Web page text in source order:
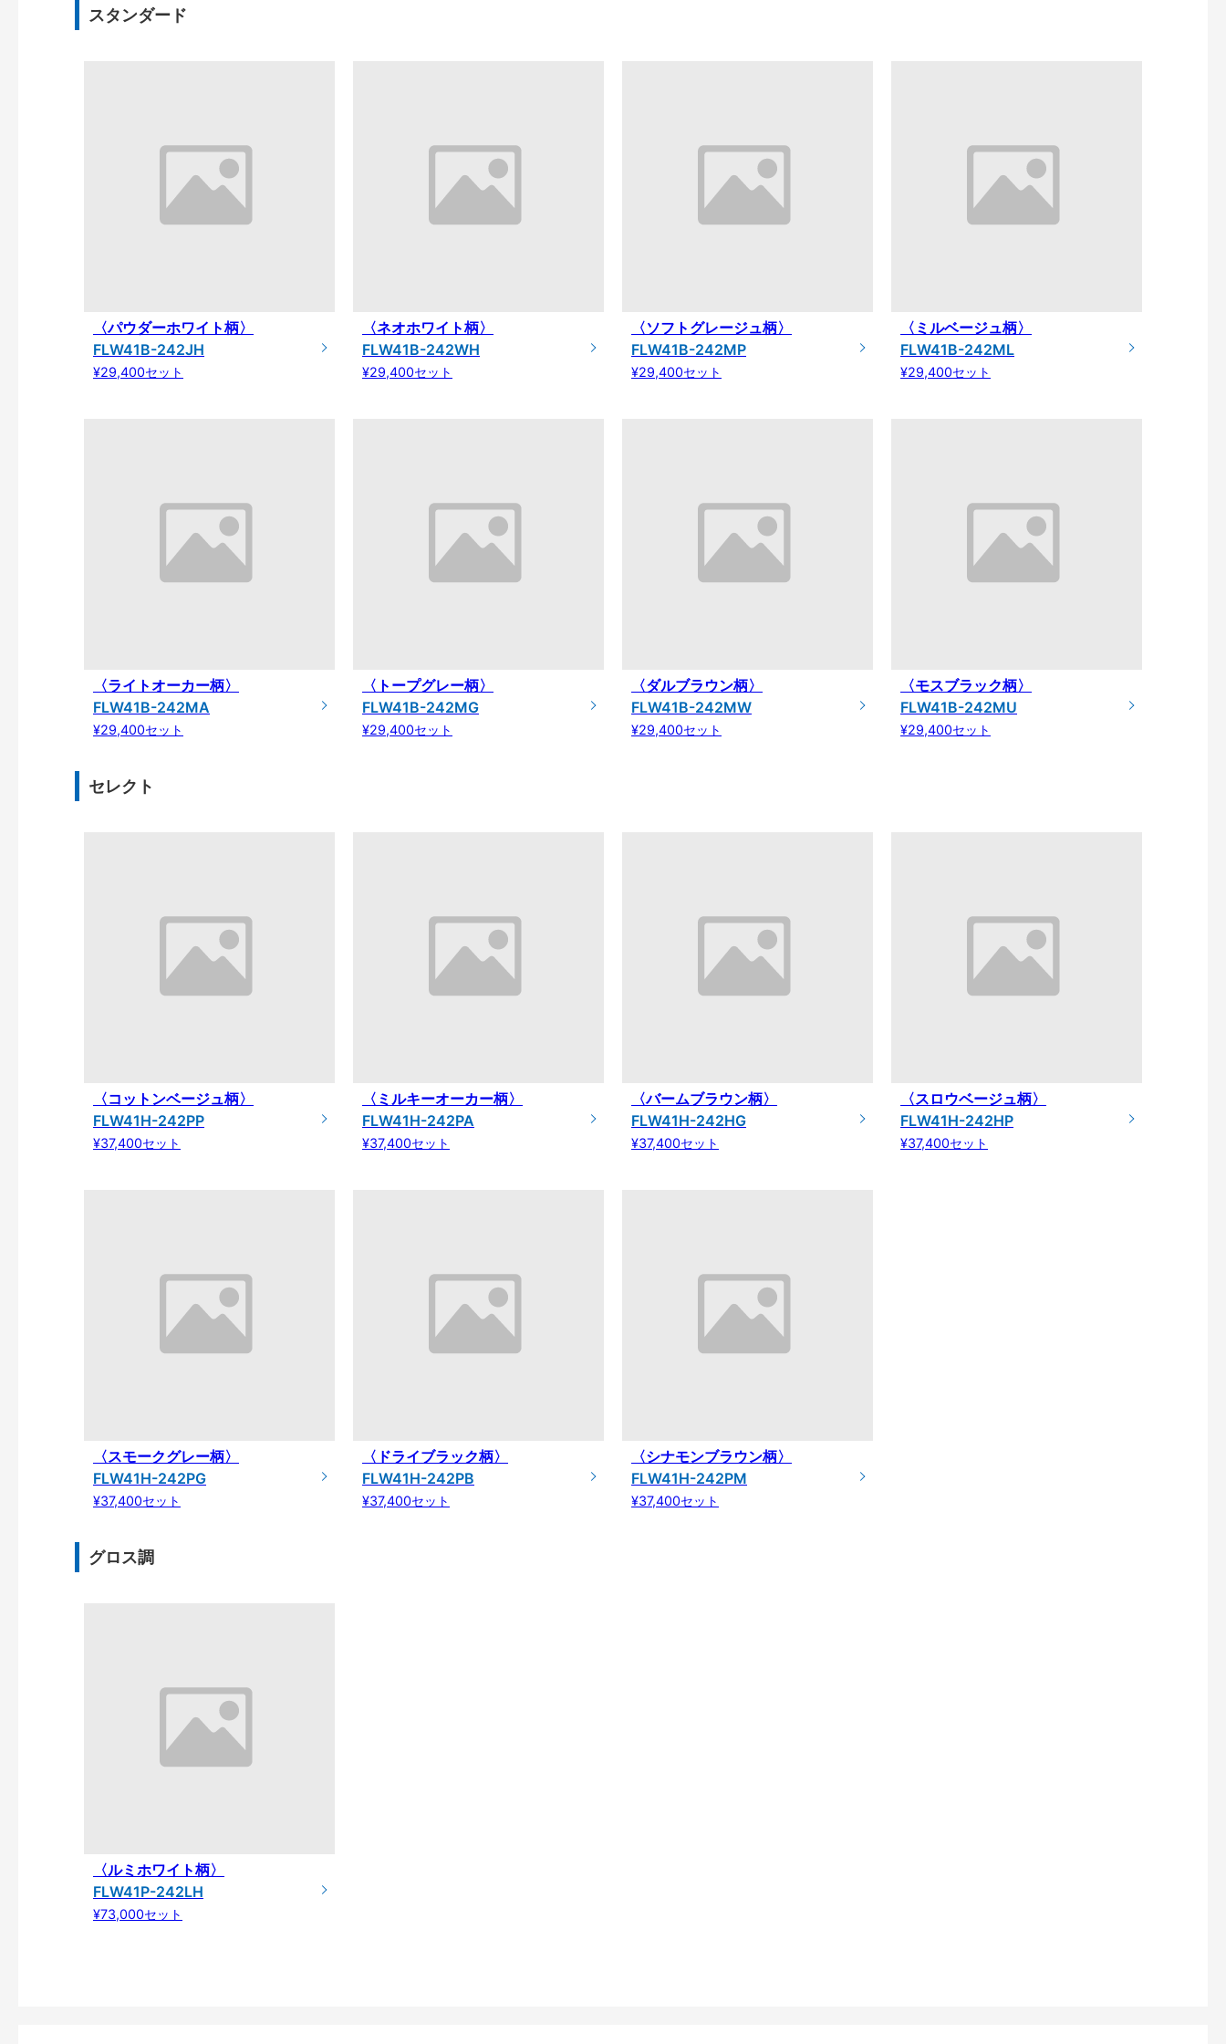
スタンダード
〈パウダーホワイト柄〉
FLW41B-242JH
¥29,400セット
〈ネオホワイト柄〉
FLW41B-242WH
¥29,400セット
〈ソフトグレージュ柄〉
FLW41B-242MP
¥29,400セット
〈ミルベージュ柄〉
FLW41B-242ML
¥29,400セット
〈ライトオーカー柄〉
FLW41B-242MA
¥29,400セット
〈トープグレー柄〉
FLW41B-242MG
¥29,400セット
〈ダルブラウン柄〉
FLW41B-242MW
¥29,400セット
〈モスブラック柄〉
FLW41B-242MU
¥29,400セット
セレクト
〈コットンベージュ柄〉
FLW41H-242PP
¥37,400セット
〈ミルキーオーカー柄〉
FLW41H-242PA
¥37,400セット
〈バームブラウン柄〉
FLW41H-242HG
¥37,400セット
〈スロウベージュ柄〉
FLW41H-242HP
¥37,400セット
〈スモークグレー柄〉
FLW41H-242PG
¥37,400セット
〈ドライブラック柄〉
FLW41H-242PB
¥37,400セット
〈シナモンブラウン柄〉
FLW41H-242PM
¥37,400セット
グロス調
〈ルミホワイト柄〉
FLW41P-242LH
¥73,000セット